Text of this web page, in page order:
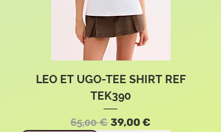
LEO ET UGO-TEE SHIRT REF
TEK390
Precio
65,00 € Precio de oferta
39,00 €